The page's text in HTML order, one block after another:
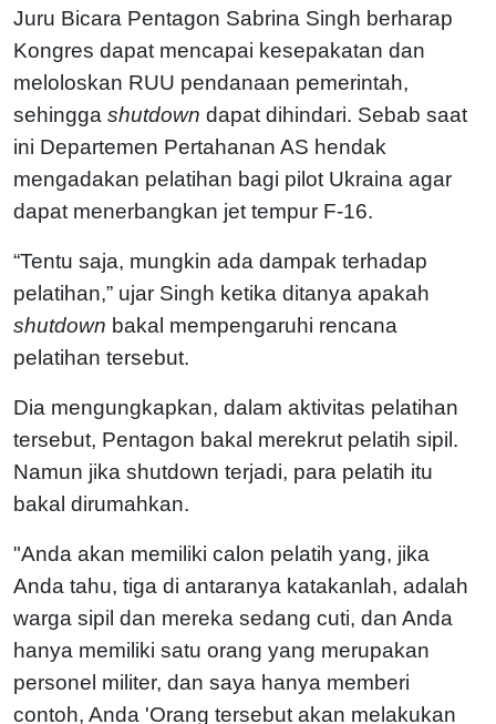
Juru Bicara Pentagon Sabrina Singh berharap
Kongres dapat mencapai kesepakatan dan
meloloskan RUU pendanaan pemerintah,
sehingga shutdown dapat dihindari. Sebab saat
ini Departemen Pertahanan AS hendak
mengadakan pelatihan bagi pilot Ukraina agar
dapat menerbangkan jet tempur F-16.
“Tentu saja, mungkin ada dampak terhadap
pelatihan,” ujar Singh ketika ditanya apakah
shutdown bakal mempengaruhi rencana
pelatihan tersebut.
Dia mengungkapkan, dalam aktivitas pelatihan
tersebut, Pentagon bakal merekrut pelatih sipil.
Namun jika shutdown terjadi, para pelatih itu
bakal dirumahkan.
"Anda akan memiliki calon pelatih yang, jika
Anda tahu, tiga di antaranya katakanlah, adalah
warga sipil dan mereka sedang cuti, dan Anda
hanya memiliki satu orang yang merupakan
personel militer, dan saya hanya memberi
contoh, Anda 'Orang tersebut akan melakukan